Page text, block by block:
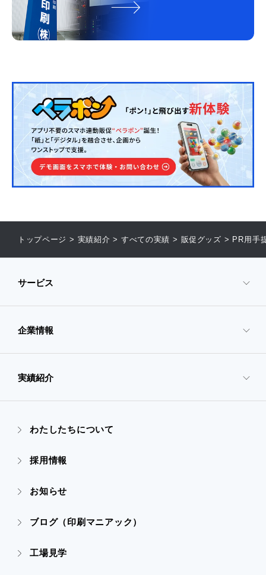
トップページ > 実績紹介 > すべての実績 > 販促グッズ > PR用手
サービス
- サービスTOP
- 映像・動画制作
- デザイン
- 販促グッズ
企業情報
- 企業情報TOP
- ごあいさつ
- 会社概要
実績紹介
- 実績紹介TOP
- ぎぞらーず
わたしたちについて
採用情報
お知らせ
ブログ（印刷マニアック）
工場見学